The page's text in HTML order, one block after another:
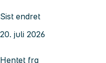
Sist endret
20. juli 2026
Hentet fra